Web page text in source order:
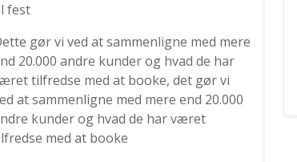
fest
gør vi ved at sammenligne med mere
20.000 andre kunder og hvad de har
tilfredse med at booke, det gør vi
at sammenligne med mere end 20.000
kunder og hvad de har været
med at booke